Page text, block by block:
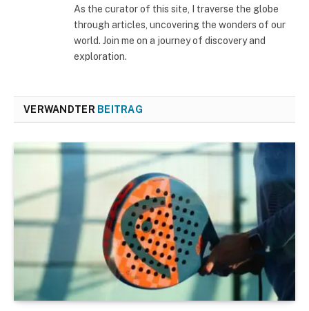
As the curator of this site, I traverse the globe
through articles, uncovering the wonders of our
world. Join me on a journey of discovery and
exploration.
VERWANDTER BEITRAG